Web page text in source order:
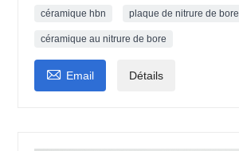
céramique hbn plaque de nitrure de bore
céramique au nitrure de bore
 Email Détails